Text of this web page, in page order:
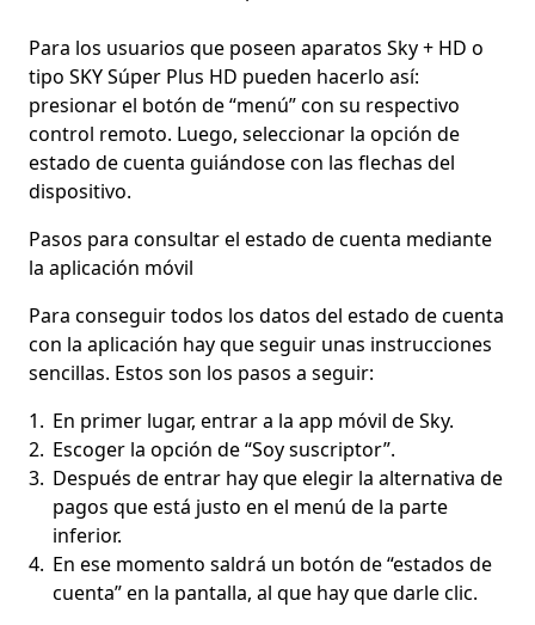
Para los usuarios que poseen aparatos Sky + HD o
tipo SKY Súper Plus HD pueden hacerlo así:
presionar el botón de “menú” con su respectivo
control remoto. Luego, seleccionar la opción de
estado de cuenta guiándose con las flechas del
dispositivo.
Pasos para consultar el estado de cuenta mediante
la aplicación móvil
Para conseguir todos los datos del estado de cuenta
con la aplicación hay que seguir unas instrucciones
sencillas. Estos son los pasos a seguir:
En primer lugar, entrar a la app móvil de Sky.
Escoger la opción de “Soy suscriptor”.
Después de entrar hay que elegir la alternativa de
pagos que está justo en el menú de la parte
inferior.
En ese momento saldrá un botón de “estados de
cuenta” en la pantalla, al que hay que darle clic.